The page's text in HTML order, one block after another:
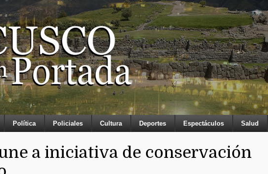
Política Policiales Cultura Deportes Espectáculos Salud
a iniciativa de conservación